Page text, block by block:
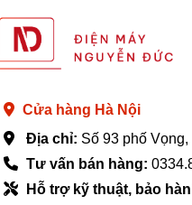
Cửa hàng Hà Nội
Địa chỉ: Số 93 phố
Tư vấn bán hàng:
Hỗ trợ kỹ thuật, bảo